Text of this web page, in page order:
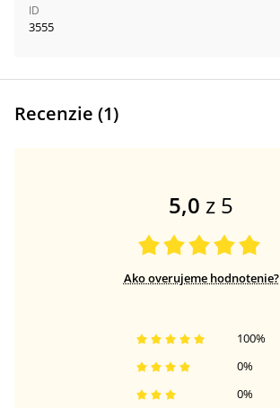
ID
3555
Recenzie (1)
5,0 z 5
Ako overujeme hodnotenie?
0%
0%
100%